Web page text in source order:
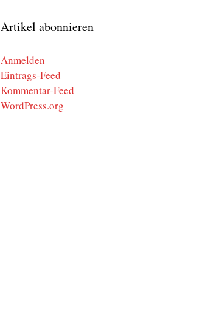
Artikel abonnieren
Anmelden
Eintrags-Feed
Kommentar-Feed
WordPress.org